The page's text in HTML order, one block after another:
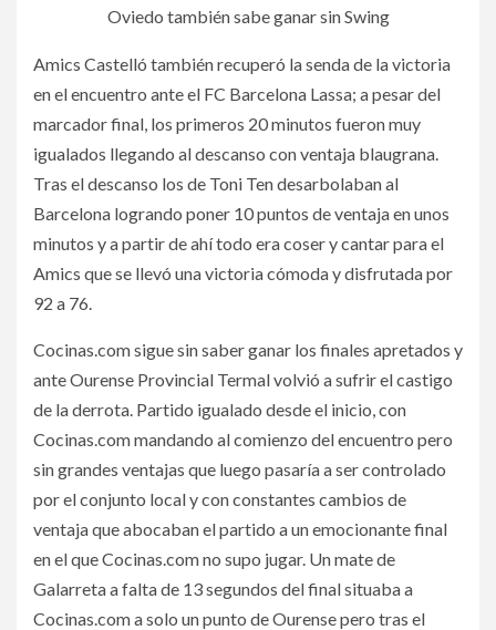
Oviedo también sabe ganar sin Swing
Amics Castelló también recuperó la senda de la victoria
en el encuentro ante el FC Barcelona Lassa; a pesar del
marcador final, los primeros 20 minutos fueron muy
igualados llegando al descanso con ventaja blaugrana.
Tras el descanso los de Toni Ten desarbolaban al
Barcelona logrando poner 10 puntos de ventaja en unos
minutos y a partir de ahí todo era coser y cantar para el
Amics que se llevó una victoria cómoda y disfrutada por
92 a 76.
Cocinas.com sigue sin saber ganar los finales apretados y
ante Ourense Provincial Termal volvió a sufrir el castigo
de la derrota. Partido igualado desde el inicio, con
Cocinas.com mandando al comienzo del encuentro pero
sin grandes ventajas que luego pasaría a ser controlado
por el conjunto local y con constantes cambios de
ventaja que abocaban el partido a un emocionante final
en el que Cocinas.com no supo jugar. Un mate de
Galarreta a falta de 13 segundos del final situaba a
Cocinas.com a solo un punto de Ourense pero tras el